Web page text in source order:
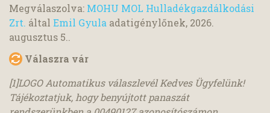
Megválaszolva: MOHU MOL Hulladékgazdálkodási
Zrt. által Emil Gyula adatigénylőnek, 2026.
augusztus 5..
Válaszra vár
[1]LOGO Automatikus válaszlevél Kedves Ügyfelünk!
Tájékoztatjuk, hogy benyújtott panaszát